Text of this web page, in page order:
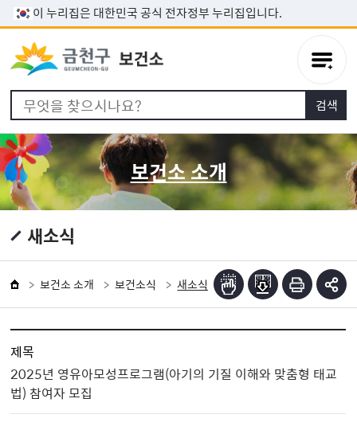
본문 바로가기
이 누리집은 대한민국 공식 전자정부 누리집입니다.
보건소 소개
새소식
보건소 소개 보건소식 새소식
제목
2025년 영유아모성프로그램(아기의 기질 이해와 맞춤형 태교
법) 참여자 모집